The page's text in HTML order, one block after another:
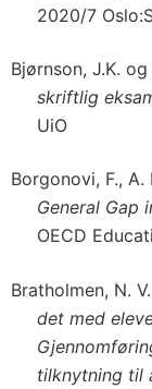
2020/7
Bjørnson, J.K.
skriftlig
UiO
Borgonovi, F.,
General Gap
OECD
Bratholmen, N.
det med
tilknytning til